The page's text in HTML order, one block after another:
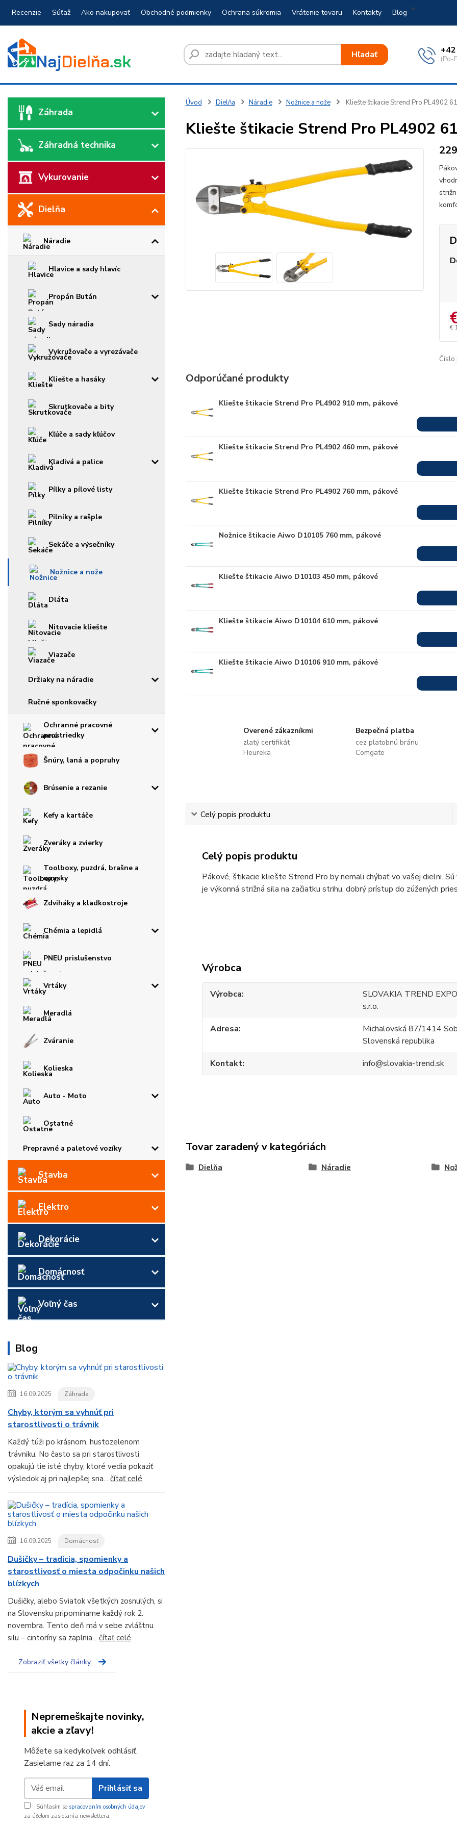
Recenzie Súťaž Ako nakupovať Obchodné podmienky Ochrana súkromia Vrátenie tovaru Kontakty Blog
Hľadať (Po-
Záhrada
Záhradná technika
Vykurovanie
Dielňa
Náradie
Hlavice a sady hlavíc
Propán Bután
Sady náradia
Vykružovače a vyrezávače
Kliešte a hasáky
Skrutkovače a bity
Kľúče a sady kľúčov
Kladivá a palice
Pílky a pílové listy
Pilníky a rašple
Sekáče a výsečníky
Nožnice a nože
Dláta
Nitovacie kliešte
Viazače
Držiaky na náradie
Ručné sponkovačky
Ochranné pracovné
prostriedky
Šnúry, laná a popruhy
Brúsenie a rezanie
Kefy a kartáče
Zveráky a zvierky
Toolboxy, puzdrá, brašne a
opasky
Zdviháky a kladkostroje
Chémia a lepidlá
PNEU prislušenstvo
Vrtáky
Meradlá
Zváranie
Kolieska
Auto - Moto
Ostatné
Prepravné a paletové vozíky
Stavba
Elektro
Dekorácie
Domácnosť
Voľný čas
Blog
16.09.2025 Záhrada
Chyby, ktorým sa vyhnúť pri
starostlivosti o trávnik
Každý túži po krásnom, hustozelenom
trávniku. No často sa pri starostlivosti
opakujú tie isté chyby, ktoré vedia pokaziť
výsledok aj pri najlepšej sna... čítať celé
16.09.2025 Domácnosť
Dušičky – tradícia, spomienky a
starostlivosť o miesta odpočinku našich
blízkych
Dušičky, alebo Sviatok všetkých zosnulých, si
na Slovensku pripomíname každý rok 2.
novembra. Tento deň má v sebe zvláštnu
silu – cintoríny sa zaplnia... čítať celé
Zobraziť všetky články
Nepremeškajte novinky,
akcie a zľavy!
Môžete sa kedykoľvek odhlásiť.
Zasielame raz za 14 dní.
Prihlásiť sa
Súhlasím so spracovaním osobných údajov
za účelom zasielania newslettera.
Úvod Dielňa Náradie Nožnice a nože Kliešte štikacie Strend Pro PL4902
Kliešte štikacie Strend Pro PL4902
€
Číslo
Odporúčané produkty
Kliešte štikacie Strend Pro PL4902 910 mm, pákové
Kliešte štikacie Strend Pro PL4902 460 mm, pákové
Kliešte štikacie Strend Pro PL4902 760 mm, pákové
Nožnice štikacie Aiwo D10105 760 mm, pákové
Kliešte štikacie Aiwo D10103 450 mm, pákové
Kliešte štikacie Aiwo D10104 610 mm, pákové
Kliešte štikacie Aiwo D10106 910 mm, pákové
Overené zákazníkmi
zlatý certifikát
Heureka
Bezpečná platba
cez platobnú bránu
Comgate
Celý popis produktu
Celý popis produktu
Pákové, štikacie kliešte Strend Pro by nemali chýbať vo vašej dielni.
je výkonná strižná sila na začiatku strihu, dobrý prístup do zúžených
Výrobca
Výrobca
SLOVAKIA TREND
s.r.o.
Adresa
Michalovská 87/1414
Slovenská republika
Kontakt
info@slovakia-trend.sk
Tovar zaradený v kategóriách
Dielňa Náradie